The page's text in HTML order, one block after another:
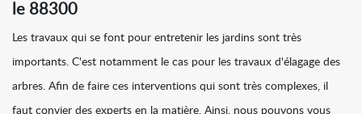
le 88300
Les travaux qui se font pour entretenir les jardins sont très
importants. C'est notamment le cas pour les travaux d'élagage des
arbres. Afin de faire ces interventions qui sont très complexes, il
faut convier des experts en la matière. Ainsi, nous pouvons vous